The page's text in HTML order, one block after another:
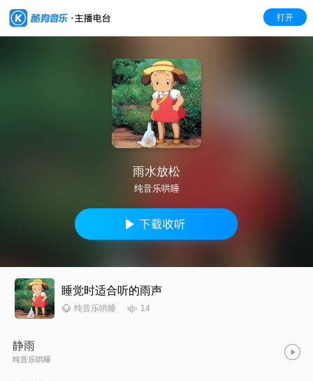
打开
雨水放松
纯音乐哄睡
睡觉时适合听的雨声
纯音乐哄睡 14
静雨
纯音乐哄睡